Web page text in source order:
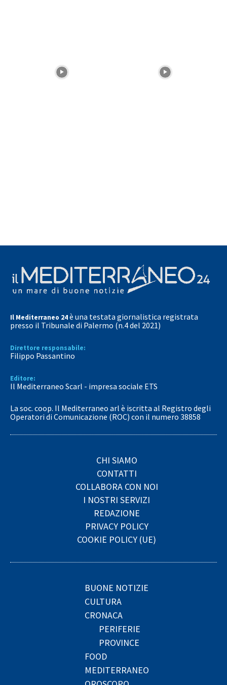
Il Mediterraneo 24è una testata giornalistica registrata
presso il Tribunale di Palermo (n.4 del 2021)
Direttore responsabile:
Filippo Passantino
Editore:
Il Mediterraneo Scarl - impresa sociale ETS
La soc. coop. Il Mediterraneo arl è iscritta al Registro degli
Operatori di Comunicazione (ROC) con il numero 38858
CHI SIAMO
CONTATTI
COLLABORA CON NOI
I NOSTRI SERVIZI
REDAZIONE
PRIVACY POLICY
COOKIE POLICY (UE)
BUONE NOTIZIE
CULTURA
CRONACA
PERIFERIE
PROVINCE
FOOD
MEDITERRANEO